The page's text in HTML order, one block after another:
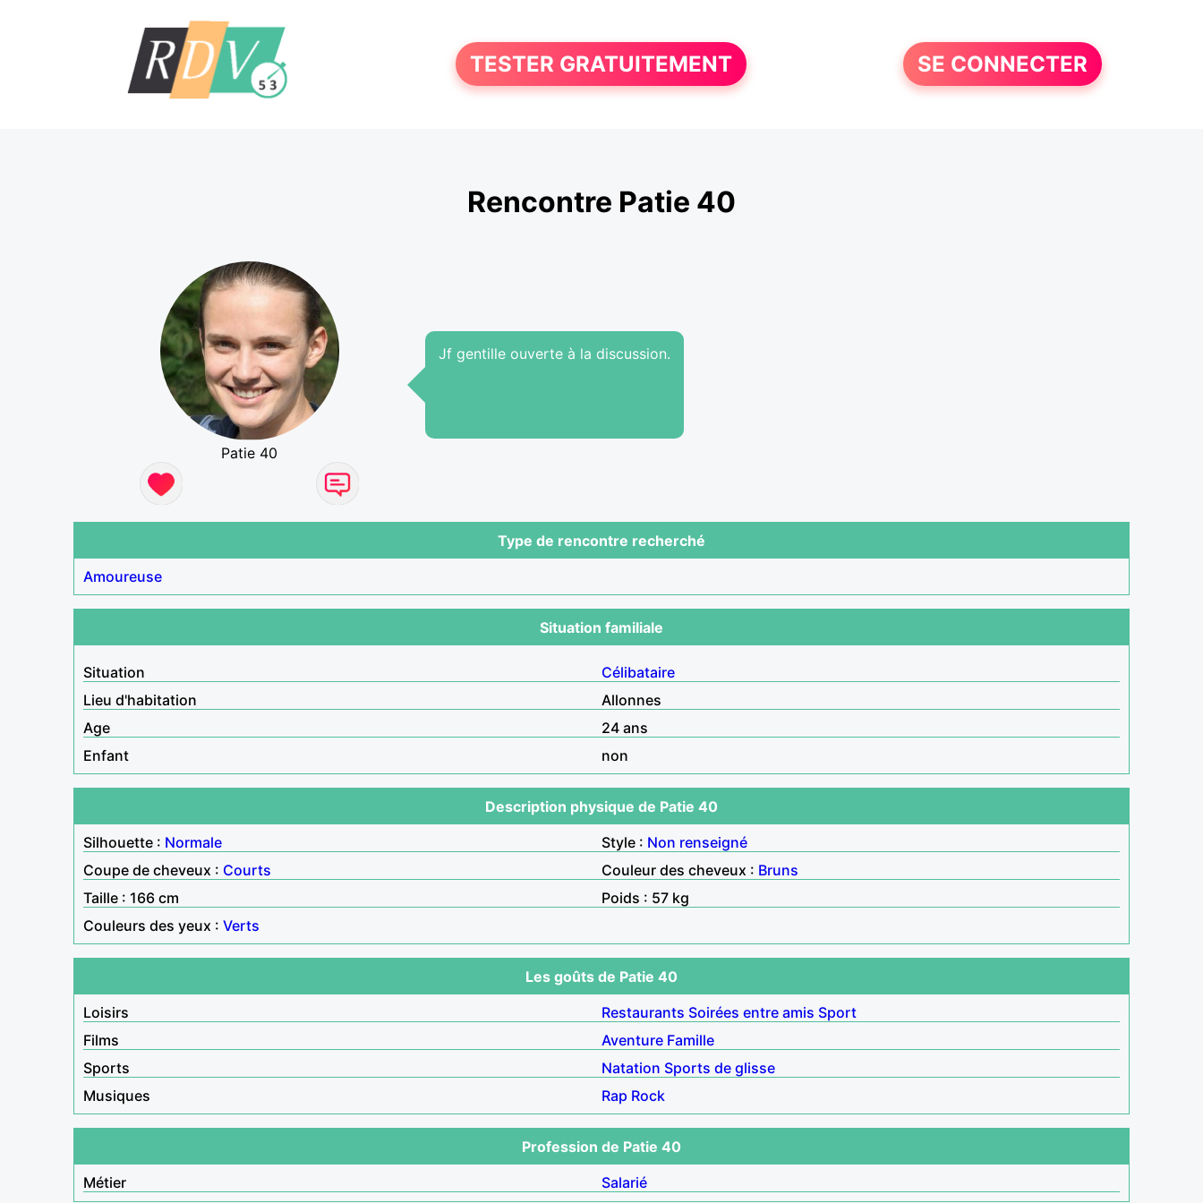
TESTER GRATUITEMENT SE CONNECTER
Rencontre Patie 40
Patie 40
Jf gentille ouverte à la discussion.
Type de rencontre recherché
Amoureuse
Situation familiale
Situation
Célibataire
Lieu d'habitation
Allonnes
Age
24 ans
Enfant
non
Description physique de Patie 40
Silhouette : Normale Style : Non renseigné
Coupe de cheveux : Courts Couleur des cheveux : Bruns
Taille : 166 cm
Poids : 57 kg
Couleurs des yeux : Verts
Les goûts de Patie 40
Loisirs
Restaurants Soirées entre amis Sport
Films
Aventure Famille
Sports
Natation Sports de glisse
Musiques
Rap Rock
Profession de Patie 40
Métier
Salarié